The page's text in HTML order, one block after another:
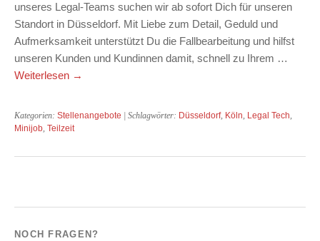
unseres Legal-Teams suchen wir ab sofort Dich für unseren
Standort in Düsseldorf. Mit Liebe zum Detail, Geduld und
Aufmerksamkeit unterstützt Du die Fallbearbeitung und hilfst
unseren Kunden und Kundinnen damit, schnell zu Ihrem …
Weiterlesen →
Kategorien: Stellenangebote | Schlagwörter: Düsseldorf, Köln, Legal Tech,
Minijob, Teilzeit
NOCH FRAGEN?